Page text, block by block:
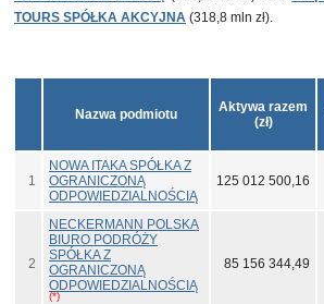
TOURS SPÓŁKA AKCYJNA (318,8 mln zł).
Nazwa podmiotu
Aktywa razem
(zł)
1
NOWA ITAKA SPÓŁKA Z
OGRANICZONĄ
ODPOWIEDZIALNOŚCIĄ
125 012 500,16
2
NECKERMANN POLSKA
BIURO PODRÓŻY
SPÓŁKA Z
OGRANICZONĄ
ODPOWIEDZIALNOŚCIĄ
(*)
85 156 344,49